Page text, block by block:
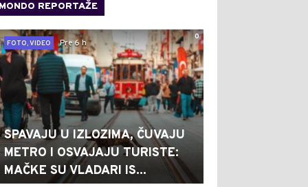
MONDO REPORTAŽE
0
FOTO, VIDEO
Pre 6 h
SPAVAJU U IZLOZIMA, ČUVAJU
METRO I OSVAJAJU TURISTE:
MAČKE SU VLADARI IS...